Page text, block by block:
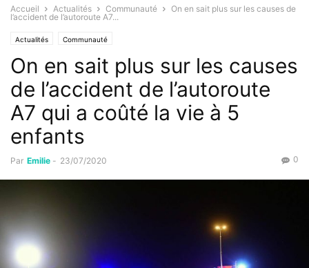
Accueil Actualités Communauté
On en sait plus sur les causes de
l’accident de l’autoroute A7...
Actualités Communauté
On en sait plus sur les causes
de l’accident de l’autoroute
A7 qui a coûté la vie à 5
enfants
Par Emilie - 23/07/2020 0